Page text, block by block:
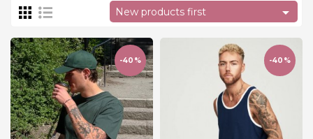
zeķubikses
Mājas
un
āra
apavi
New products first 
-40% -40%